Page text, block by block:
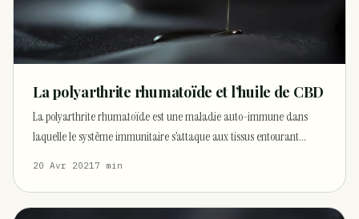
La polyarthrite rhumatoïde et l’huile de CBD
La polyarthrite rhumatoïde est une maladie auto-immune dans
laquelle le système immunitaire s’attaque aux tissus entourant…
20 Avr 20217 min